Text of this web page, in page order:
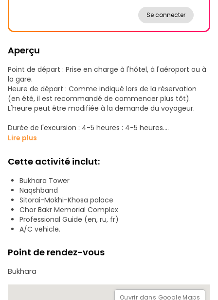
Se connecter
Aperçu
Point de départ : Prise en charge à l'hôtel, à l'aéroport ou à
la gare.
Heure de départ : Comme indiqué lors de la réservation
(en été, il est recommandé de commencer plus tôt).
L'heure peut être modifiée à la demande du voyageur.
Durée de l'excursion : 4-5 heures : 4-5 heures.
-Palais des étoiles lunaires (Sitorai-Mokhi-Khosa) : Il s'agit
d'un type de monument complètement différent de ceux
que vous avez déjà vus ou que vous verrez au cours de
votre voyage en Ouzbékistan. La seule résidence d'été
entièrement préservée des derniers émirs de Boukhara
-Baha-ud-din Naqshband Bukhari Memorial Complex : le
centre du soufisme et l'un des lieux de pèlerinage les plus
locale. Un lieu où l'on peut en apprendre davantage sur le
-Nécropole de Chor-Bakr : "La cité des morts" - où le
silence complet est parfois rompu par l'azan du muezzin.
Lire plus
Cette activité inclut:
Bukhara Tower
Naqshband
Sitorai-Mokhi-Khosa palace
Chor Bakr Memorial Complex
Professional Guide (en, ru, fr)
A/C vehicle.
Point de rendez-vous
Bukhara
Ouvrir dans Google Maps